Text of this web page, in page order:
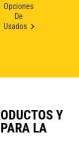
Opciones
De
Usados
Y
LA